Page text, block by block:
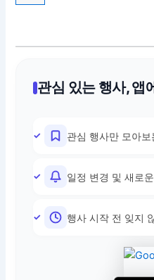
관심 있는 행사, 앱
관심 행사만 모아
일정 변경 및 새로
행사 시작 전 잊지